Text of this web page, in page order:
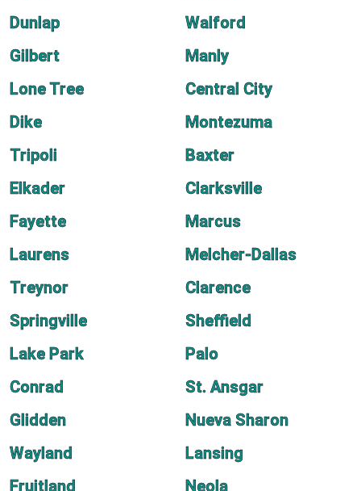
Dunlap
Walford
Gilbert
Manly
Lone Tree
Central City
Dike
Montezuma
Tripoli
Baxter
Elkader
Clarksville
Fayette
Marcus
Laurens
Melcher-Dallas
Treynor
Clarence
Springville
Sheffield
Lake Park
Palo
Conrad
St. Ansgar
Glidden
Nueva Sharon
Wayland
Lansing
Fruitland
Neola